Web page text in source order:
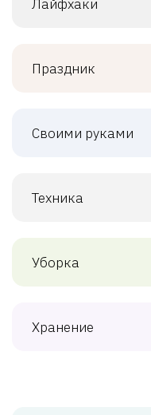
Лайфхаки
Праздник
Своими руками
Техника
Уборка
Хранение